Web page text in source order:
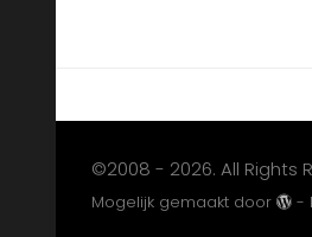
©2008 - 2026. All Rights
Mogelijk gemaakt door -